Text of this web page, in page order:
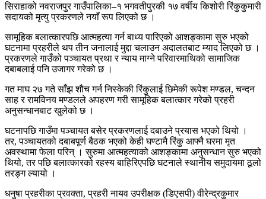
सिराहाको नवराजपुर गाउँपालिका–१ भगवतीपुरकी १७ वर्षीय किशोरी रिंकुकुमारी
सदायको मृत्यु प्रकरणले नयाँ रूप लिएको छ ।
सामूहिक बलात्कारपछि आत्महत्या गर्न बाध्य पारिएको आशङ्कामा सुरु भएको
घटनामा प्रहरीले थप तीन जनालाई मुद्दा चलाउन अदालतबाट म्याद लिएको छ ।
प्रकरणले गाउँको पञ्चायत प्रथा र न्याय माग्ने परिवारमाथिको सामाजिक
दबाबलाई पनि उजागर गरेको छ ।
गत माघ २७ गते साँझ शौच गर्न निस्केकी रिंकुलाई छिमेकी रूपेश मण्डल, चन्दन
साह र रामविनय मण्डलले अपहरण गरी सामूहिक बलात्कार गरेको प्रहरी
अनुसन्धानबाट खुलेको छ ।
घटनापछि गाउँमा पञ्चायत बसेर प्रकरणलाई दबाउने प्रयास भएको थियो ।
तर, पञ्चायतको दबाबपूर्ण बैठक भएको केही घण्टामै रिंकु आफ्नै घरमा मृत
अवस्थामा फेला परिन् । सुरुमा आत्महत्याको आशङ्कामा अनुसन्धान सुरु भएको
थियो, तर पछि बलात्कारको रहस्य बाहिरिएपछि घटनाले स्थानीय समुदायमा ठूलो
तरङ्ग ल्यायो ।
धनुषा प्रहरीका प्रवक्ता, प्रहरी नायव उपरीक्षक (डिएसपी) वीरेन्द्रकुमार